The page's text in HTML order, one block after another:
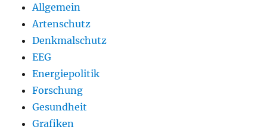
Allgemein
Artenschutz
Denkmalschutz
EEG
Energiepolitik
Forschung
Gesundheit
Grafiken